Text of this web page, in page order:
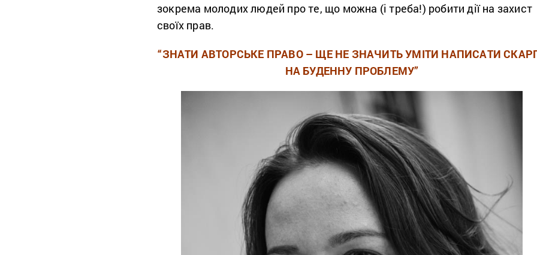
зокрема молодих людей про те, що можна (і треба!) робити дії на захист
своїх прав.
“ЗНАТИ АВТОРСЬКЕ ПРАВО – ЩЕ НЕ ЗНАЧИТЬ УМІТИ НАПИСАТИ
НА БУДЕННУ ПРОБЛЕМУ”